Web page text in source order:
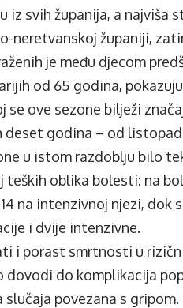
iz svih županija, a
neretvanskoj županiji,
je među djecom
od 65 godina,
se ove sezone bilježi
godina – od
u istom razdoblju bilo
teških oblika bolesti: na
na intenzivnoj njezi, dok
i dvije intenzivne.
i porast smrtnosti u
dovodi do komplikacija
slučaja povezana s gripom.